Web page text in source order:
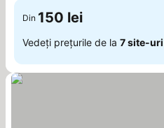
Din 150 lei
Vedeți prețurile de la 7 site-uri